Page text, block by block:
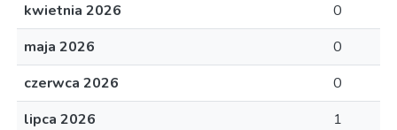
kwietnia 2026
0
maja 2026
0
czerwca 2026
0
lipca 2026
1